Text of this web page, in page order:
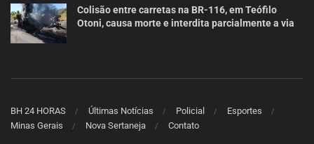
Colisão entre carretas na BR-116, em Teófilo
Otoni, causa morte e interdita parcialmente a via
BH 24 HORAS Últimas Notícias Policial
Esportes
Minas Gerais
Nova Sertaneja Contato